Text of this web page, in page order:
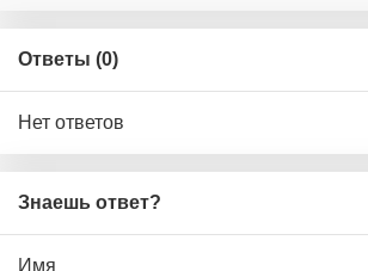
Ответы (0)
Нет ответов
Знаешь ответ?
Имя